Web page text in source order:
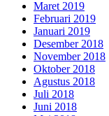
Maret 2019
Februari 2019
Januari 2019
Desember 2018
November 2018
Oktober 2018
Agustus 2018
Juli 2018
Juni 2018